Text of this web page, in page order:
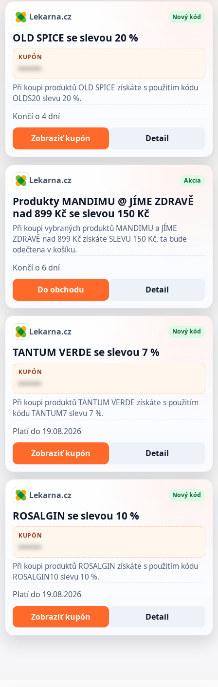
Lekarna.cz Nový kód
OLD SPICE se slevou 20 %
KUPÓN
••••••
Při koupi produktů OLD SPICE získáte s použitím kódu
OLDS20 slevu 20 %.
Končí o 4 dní
Zobraziť kupón Detail
Lekarna.cz Akcia
Produkty MANDIMU @ JÍME ZDRAVĚ
nad 899 Kč se slevou 150 Kč
Při koupi vybraných produktů MANDIMU a JÍME
ZDRAVĚ nad 899 Kč získáte SLEVU 150 Kč, ta bude
odečtena v košíku.
Končí o 6 dní
Do obchodu Detail
Lekarna.cz Nový kód
TANTUM VERDE se slevou 7 %
KUPÓN
••••••
Při koupi produktů TANTUM VERDE získáte s použitím
kódu TANTUM7 slevu 7 %.
Platí do 19.08.2026
Zobraziť kupón Detail
Lekarna.cz Nový kód
ROSALGIN se slevou 10 %
KUPÓN
••••••
Při koupi produktů ROSALGIN získáte s použitím kódu
ROSALGIN10 slevu 10 %.
Platí do 19.08.2026
Zobraziť kupón Detail